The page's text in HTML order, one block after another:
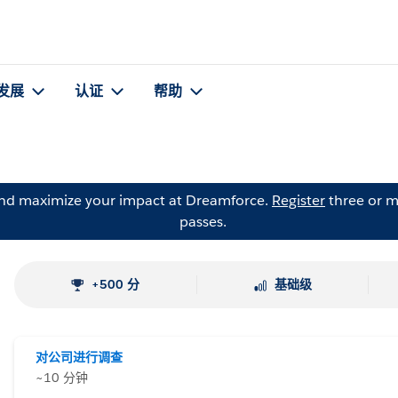
展 认证 帮助
maximize your impact at Dreamforce. Registerthree or
passes.
+500 分 基础级
对公司进行调查
~10 分钟